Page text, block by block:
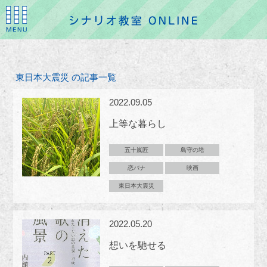
東日本大震災 の記事一覧
2022.09.05
上等な暮らし
五十嵐匠 島守の塔
恋バナ 映画
東日本大震災
2022.05.20
想いを馳せる